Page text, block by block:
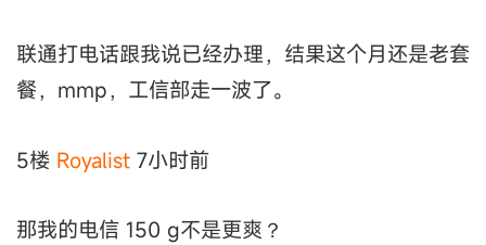
联通打电话跟我说已经办理，结果这个月还是老套
餐，mmp，工信部走一波了。
5楼 Royalist 7小时前
那我的电信 150 g不是更爽？